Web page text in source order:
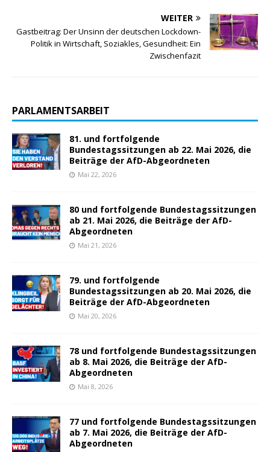
WEITER
Gastbeitrag: Der Unsinn der deutschen Lockdown-
Politik in Wirtschaft, Soziakles, Gesundheit: Ein
Zwischenfazit
PARLAMENTSARBEIT
81. und fortfolgende
Bundestagssitzungen ab 22. Mai 2026, die
Beiträge der AfD-Abgeordneten
Mai 22, 2026
80 und fortfolgende Bundestagssitzungen
ab 21. Mai 2026, die Beiträge der AfD-
Abgeordneten
Mai 21, 2026
79. und fortfolgende
Bundestagssitzungen ab 20. Mai 2026, die
Beiträge der AfD-Abgeordneten
Mai 20, 2026
78 und fortfolgende Bundestagssitzungen
ab 8. Mai 2026, die Beiträge der AfD-
Abgeordneten
Mai 8, 2026
77 und fortfolgende Bundestagssitzungen
ab 7. Mai 2026, die Beiträge der AfD-
Abgeordneten